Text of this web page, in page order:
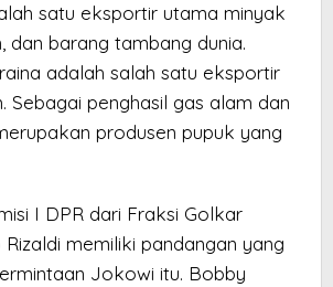
satu eksportir utama minyak
dan barang tambang dunia.
adalah salah satu eksportir
Sebagai penghasil gas alam dan
produsen pupuk yang
I DPR dari Fraksi Golkar
memiliki pandangan yang
Jokowi itu. Bobby